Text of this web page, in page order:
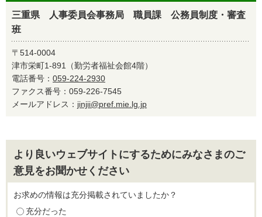
三重県 人事委員会事務局 職員課 公務員制度・審査
班
〒514-0004
津市栄町1-891（勤労者福祉会館4階）
電話番号： 059-224-2930
ファクス番号：059-226-7545
メールアドレス： jinjii@pref.mie.lg.jp
より良いウェブサイトにするためにみなさまのご
意見をお聞かせください
お求めの情報は充分掲載されていましたか？
充分だった